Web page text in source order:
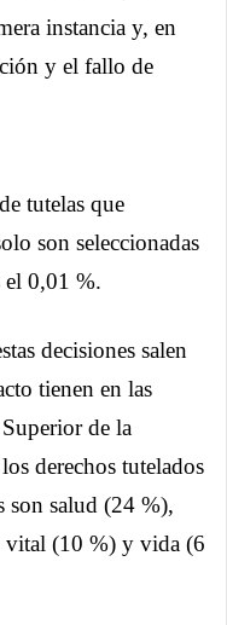
instancia y, en
y el fallo de
tutelas que
son seleccionadas
el 0,01 %.
decisiones salen
tienen en las
de la
derechos tutelados
son salud (24 %),
vital (10 %) y vida (6